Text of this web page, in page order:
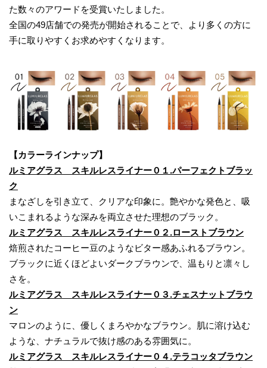
た数々のアワードを受賞いたしました。
全国の49店舗での発売が開始されることで、より多くの方に
手に取りやすくお求めやすくなります。
【カラーラインナップ】
ルミアグラス スキルレスライナー０１.パーフェクトブラッ
ク
まなざしを引き立て、クリアな印象に。艶やかな発色と、吸
いこまれるような深みを両立させた理想のブラック。
ルミアグラス スキルレスライナー０２.ローストブラウン
焙煎されたコーヒー豆のようなビター感あふれるブラウン。
ブラックに近くほどよいダークブラウンで、温もりと凛々し
さを。
ルミアグラス スキルレスライナー０３.チェスナットブラウ
ン
マロンのように、優しくまろやかなブラウン。肌に溶け込む
ような、ナチュラルで抜け感のある雰囲気に。
ルミアグラス スキルレスライナー０４.テラコッタブラウン